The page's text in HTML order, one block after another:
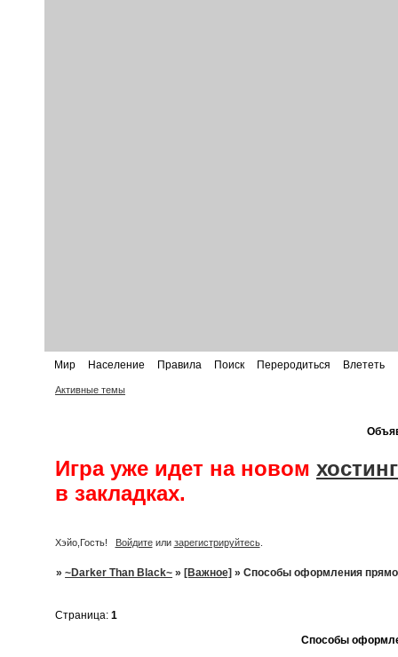
Мир Население Правила Поиск Переродиться Влететь
Активные темы
Игра уже идет на новом
в закладках.
Хэйо,Гость! Войдитеили зарегистрируйтесь.
»~Darker Than Black~ » [Важное] »Способы оформления
Способы
Страница:1